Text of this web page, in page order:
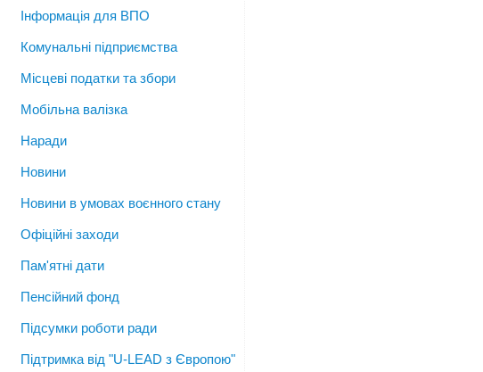
Інформація для ВПО
Комунальні підприємства
Місцеві податки та збори
Мобільна валізка
Наради
Новини
Новини в умовах воєнного стану
Офіційні заходи
Пам'ятні дати
Пенсійний фонд
Підсумки роботи ради
Підтримка від "U-LEAD з Європою"